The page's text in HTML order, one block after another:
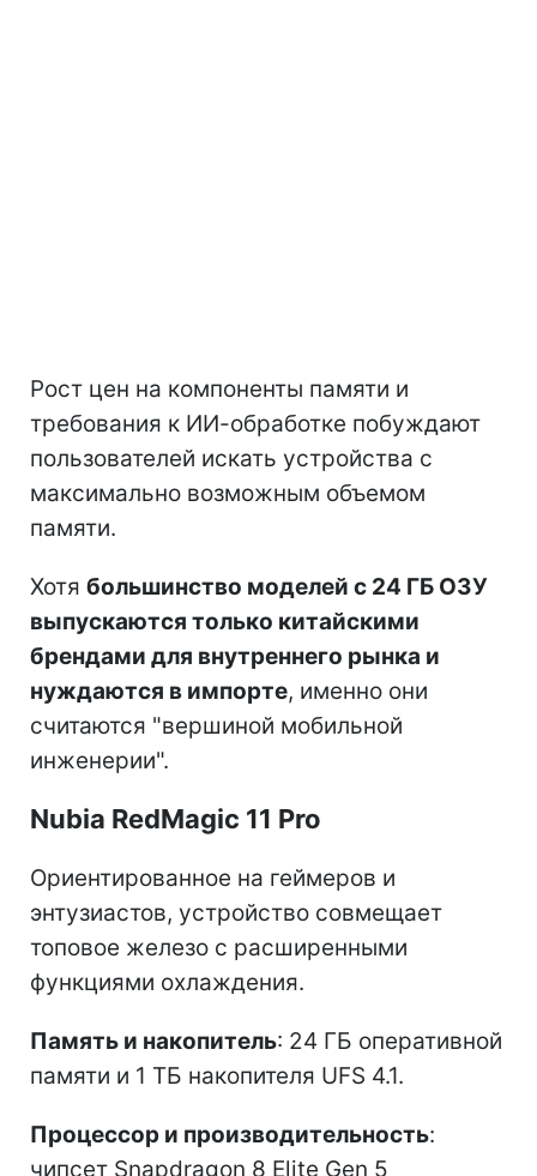
Рост цен на компоненты памяти и
требования к ИИ-обработке побуждают
пользователей искать устройства с
максимально возможным объемом
памяти.
Хотя большинство моделей с 24 ГБ ОЗУ
выпускаются только китайскими
брендами для внутреннего рынка и
нуждаются в импорте, именно они
считаются "вершиной мобильной
инженерии".
Nubia RedMagic 11 Pro
Ориентированное на геймеров и
энтузиастов, устройство совмещает
топовое железо с расширенными
функциями охлаждения.
Память и накопитель: 24 ГБ оперативной
памяти и 1 ТБ накопителя UFS 4.1.
Процессор и производительность:
чипсет Snapdragon 8 Elite Gen 5